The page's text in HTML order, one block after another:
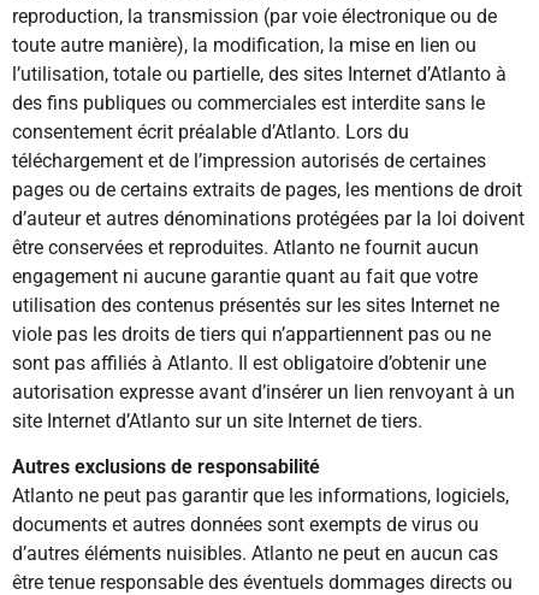
reproduction, la transmission (par voie électronique ou de
toute autre manière), la modification, la mise en lien ou
l’utilisation, totale ou partielle, des sites Internet d’Atlanto à
des fins publiques ou commerciales est interdite sans le
consentement écrit préalable d’Atlanto. Lors du
téléchargement et de l’impression autorisés de certaines
pages ou de certains extraits de pages, les mentions de droit
d’auteur et autres dénominations protégées par la loi doivent
être conservées et reproduites. Atlanto ne fournit aucun
engagement ni aucune garantie quant au fait que votre
utilisation des contenus présentés sur les sites Internet ne
viole pas les droits de tiers qui n’appartiennent pas ou ne
sont pas affiliés à Atlanto. Il est obligatoire d’obtenir une
autorisation expresse avant d’insérer un lien renvoyant à un
site Internet d’Atlanto sur un site Internet de tiers.
Autres exclusions de responsabilité
Atlanto ne peut pas garantir que les informations, logiciels,
documents et autres données sont exempts de virus ou
d’autres éléments nuisibles. Atlanto ne peut en aucun cas
être tenue responsable des éventuels dommages directs ou